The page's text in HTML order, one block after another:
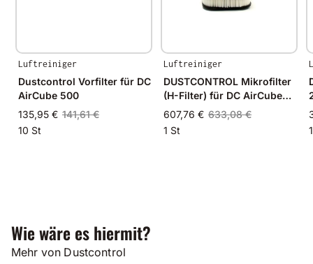
Luftreiniger
Dustcontrol Vorfilter für DC
AirCube 500
135,95 € 141,61 €
10 St
Luftreiniger
DUSTCONTROL Mikrofilter
(H-Filter) für DC AirCube
2000
607,76 € 633,08 €
1 St
Wie wäre es hiermit?
Mehr von Dustcontrol